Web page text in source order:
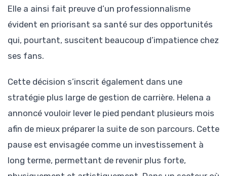
Elle a ainsi fait preuve d’un professionnalisme
évident en priorisant sa santé sur des opportunités
qui, pourtant, suscitent beaucoup d’impatience chez
ses fans.
Cette décision s’inscrit également dans une
stratégie plus large de gestion de carrière. Helena a
annoncé vouloir lever le pied pendant plusieurs mois
afin de mieux préparer la suite de son parcours. Cette
pause est envisagée comme un investissement à
long terme, permettant de revenir plus forte,